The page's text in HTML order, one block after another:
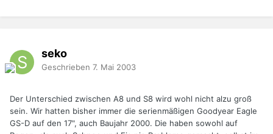
seko
Geschrieben 7. Mai 2003
Der Unterschied zwischen A8 und S8 wird wohl nicht alzu groß
sein. Wir hatten bisher immer die serienmäßigen Goodyear Eagle
GS-D auf den 17", auch Baujahr 2000. Die haben sowohl auf